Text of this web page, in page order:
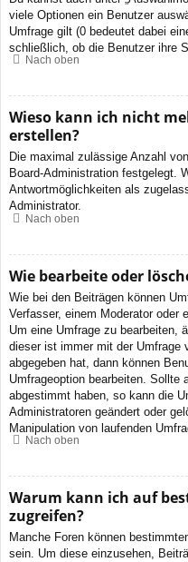
viele Optionen ein Benutzer
Umfrage gilt (0 bedeutet dabei
schließlich, ob die Benutzer ihre
Nach oben
Wieso kann ich nicht
erstellen?
Die maximal zulässige Anzahl
Board-Administration festgelegt.
Antwortmöglichkeiten als
Administrator.
Nach oben
Wie bearbeite oder
Wie bei den Beiträgen können
Verfasser, einem Moderator oder
Um eine Umfrage zu bearbeiten,
dieser ist immer mit der Umfrage
abgegeben hat, dann können
Umfrageoption bearbeiten. Sollte
abgestimmt haben, so kann die
Administratoren geändert oder
Manipulation von laufenden
Nach oben
Warum kann ich auf
zugreifen?
Manche Foren können
sein. Um diese einzusehen,